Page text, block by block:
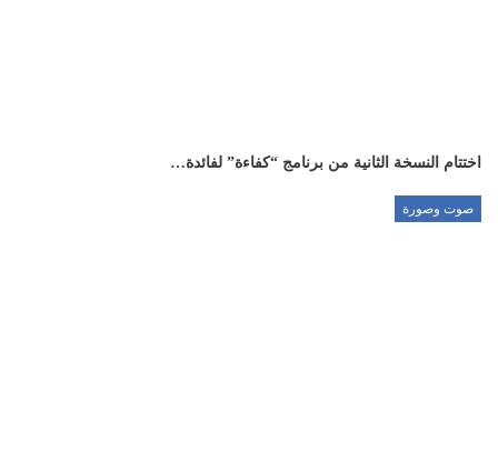
اختتام النسخة الثانية من برنامج “كفاءة” لفائدة…
صوت وصورة